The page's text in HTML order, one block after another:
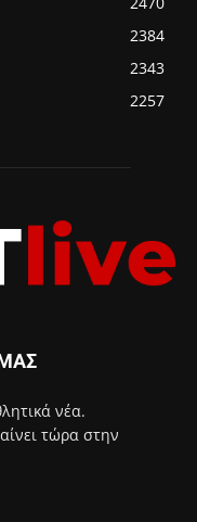
2384
2343
2257
νέα.
τώρα στην